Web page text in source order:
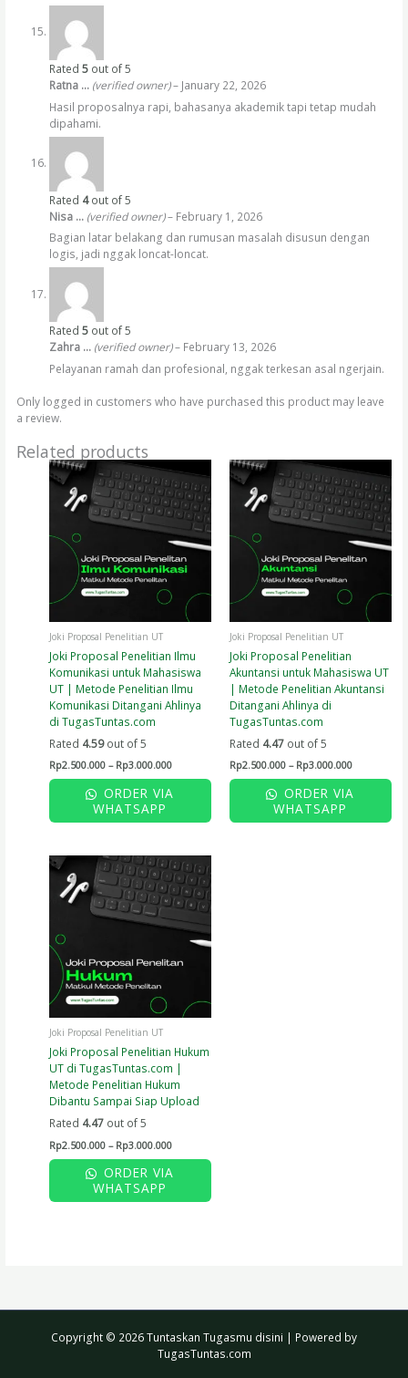
Rated 5out of 5
Ratna … (verified owner) – January 22, 2026
Hasil proposalnya rapi, bahasanya akademik tapi tetap mudah
dipahami.
Rated 4out of 5
Nisa … (verified owner) – February 1, 2026
Bagian latar belakang dan rumusan masalah disusun dengan
logis, jadi nggak loncat-loncat.
Rated 5out of 5
Zahra … (verified owner) – February 13, 2026
Pelayanan ramah dan profesional, nggak terkesan asal ngerjain.
Only logged in customers who have purchased this product may leave
a review.
Related products
Joki Proposal Penelitian UT
Joki Proposal Penelitian Ilmu
Komunikasi untuk Mahasiswa
UT | Metode Penelitian Ilmu
Komunikasi Ditangani Ahlinya
di TugasTuntas.com
Rated 4.59out of 5
Rp2.500.000 – Rp3.000.000
range:
Rp2.500.000
through
Rp3.000.000
This
product
has
multiple
variants.
The
options
be
chosen
product
page
ORDER VIA
WHATSAPP
Joki Proposal Penelitian UT
Joki Proposal Penelitian
Akuntansi untuk Mahasiswa UT
| Metode Penelitian Akuntansi
Ditangani Ahlinya di
TugasTuntas.com
Rated 4.47out of 5
Rp2.500.000 – Rp3.000.000
range:
Rp2.500.000
through
Rp3.000.000
This
product
has
multiple
variants.
The
options
be
chosen
page
ORDER VIA
WHATSAPP
Joki Proposal Penelitian UT
Joki Proposal Penelitian Hukum
UT di TugasTuntas.com |
Metode Penelitian Hukum
Dibantu Sampai Siap Upload
Rated 4.47out of 5
Rp2.500.000 – Rp3.000.000
Price
range:
Rp2.500.000
through
Rp3.000.000
This
product
has
multiple
variants.
The
options
chosen
product
page
ORDER VIA
WHATSAPP
Copyright © 2026 Tuntaskan Tugasmu disini | Powered by
TugasTuntas.com